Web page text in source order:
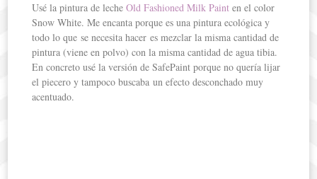
Usé la pintura de lecheOld Fashioned Milk Paint en el color
Snow White. Me encanta porque es una pintura ecológica y
todo lo que se necesita hacer es mezclar la misma cantidad de
pintura (viene en polvo) con la misma cantidad de agua tibia.
En concreto usé la versión de SafePaint porque no quería lijar
el piecero y tampoco buscaba un efecto desconchado muy
acentuado.